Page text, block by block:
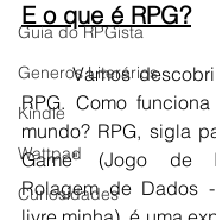
Guia do RPGista
Generos Literários
Kindle
Wattpad
Curiosidades
E o que é RPG?
	Vamos descobrir agora o que é
RPG. Como
mundo? RPG, sigla
Game" (Jogo de
Rolagem de Dados